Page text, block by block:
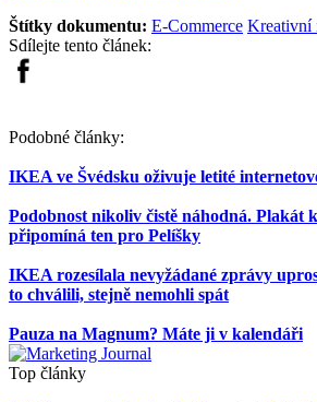
Štítky dokumentu: E-Commerce Kreativní
Sdílejte tento článek:
Podobné články:
IKEA ve Švédsku oživuje letité
Podobnost nikoliv čistě náhodná. Plakát
připomíná ten pro Pelíšky
IKEA rozesílala nevyžádané zprávy
to chválili, stejně nemohli spát
Pauza na Magnum? Máte ji v kalendáři
Top články